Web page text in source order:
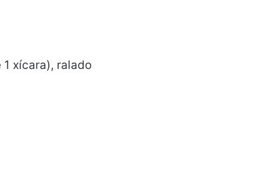
xícara), ralado